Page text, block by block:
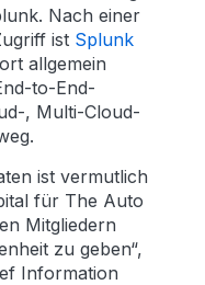
Nach einer
ist Splunk
allgemein
to-End-
, Multi-Cloud-
ist vermutlich
für The Auto
Mitgliedern
zu geben“,
Information